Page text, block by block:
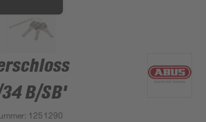
B/SB'
: 1251290